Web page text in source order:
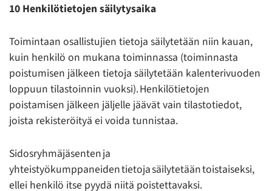
10 Henkilötietojen säilytysaika
Toimintaan osallistujien tietoja säilytetään niin kauan,
kuin henkilö on mukana toiminnassa (toiminnasta
poistumisen jälkeen tietoja säilytetään kalenterivuoden
loppuun tilastoinnin vuoksi). Henkilötietojen
poistamisen jälkeen jäljelle jäävät vain tilastotiedot,
joista rekisteröityä ei voida tunnistaa.
Sidosryhmäjäsenten ja
yhteistyökumppaneiden tietoja säilytetään toistaiseksi,
ellei henkilö itse pyydä niitä poistettavaksi.